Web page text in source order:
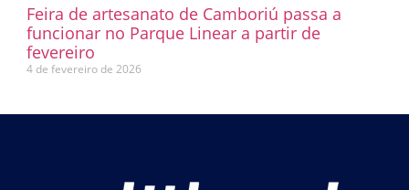
Feira de artesanato de Camboriú passa a
funcionar no Parque Linear a partir de
fevereiro
4 de fevereiro de 2026